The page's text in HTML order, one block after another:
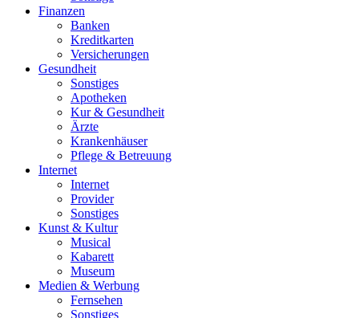
Finanzen
Banken
Kreditkarten
Versicherungen
Gesundheit
Sonstiges
Apotheken
Kur & Gesundheit
Ärzte
Krankenhäuser
Pflege & Betreuung
Internet
Internet
Provider
Sonstiges
Kunst & Kultur
Musical
Kabarett
Museum
Medien & Werbung
Fernsehen
Sonstiges